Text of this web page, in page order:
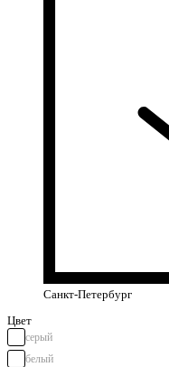
Санкт-Петербург
Цвет
серый
белый